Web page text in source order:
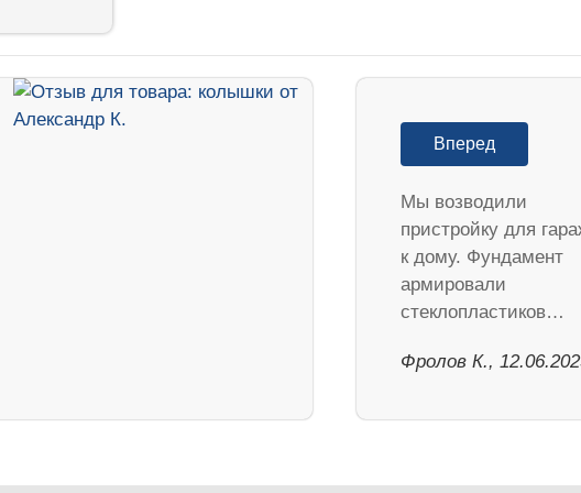
Вперед
Мы возводили
пристройку для
к дому. Фундамент
армировали
стеклопластиков…
Фролов К.,